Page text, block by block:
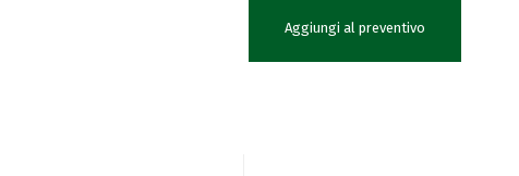
Aggiungi al preventivo